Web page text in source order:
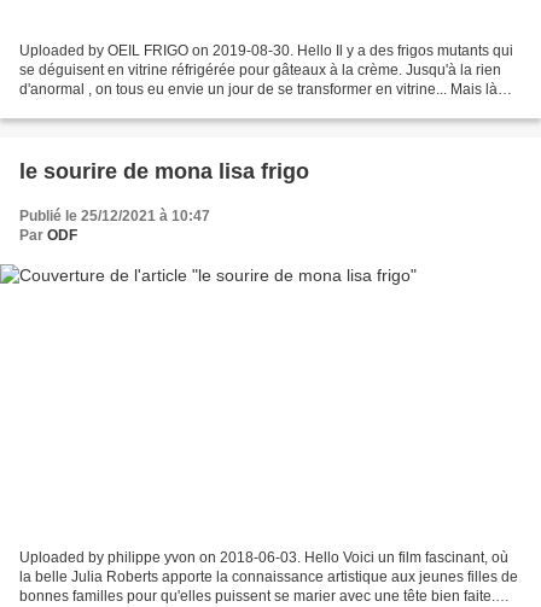
Uploaded by OEIL FRIGO on 2019-08-30. Hello Il y a des frigos mutants qui
se déguisent en vitrine réfrigérée pour gâteaux à la crème. Jusqu'à la rien
d'anormal , on tous eu envie un jour de se transformer en vitrine... Mais là
le sourire de mona lisa frigo
Publié le 25/12/2021 à 10:47
Par ODF
Uploaded by philippe yvon on 2018-06-03. Hello Voici un film fascinant, où
la belle Julia Roberts apporte la connaissance artistique aux jeunes filles de
bonnes familles pour qu'elles puissent se marier avec une tête bien faite.